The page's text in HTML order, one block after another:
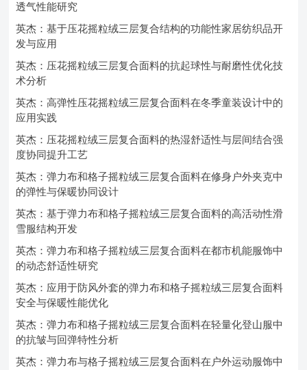
透气性能研究
英杰：基于压花摇粒绒三层复合结构的功能性家居纺织品开
发与应用
英杰：压花摇粒绒三层复合面料的抗起球性与耐磨性优化技
术分析
英杰：高弹性压花摇粒绒三层复合面料在冬季童装设计中的
应用实践
英杰：压花摇粒绒三层复合面料的热湿舒适性与层间结合强
度协同提升工艺
英杰：弹力布和格子摇粒绒三层复合面料在修身户外夹克中
的弹性与保暖协同设计
英杰：基于弹力布和格子摇粒绒三层复合面料的高活动性滑
雪服结构开发
英杰：弹力布和格子摇粒绒三层复合面料在都市机能服饰中
的动态舒适性研究
英杰：应用于防风外套的弹力布和格子摇粒绒三层复合面料
安全与保暖性能优化
英杰：弹力布和格子摇粒绒三层复合面料在轻量化登山服中
的抗皱与回弹特性分析
英杰：弹力布与格子摇粒绒三层复合面料在户外运动服饰中